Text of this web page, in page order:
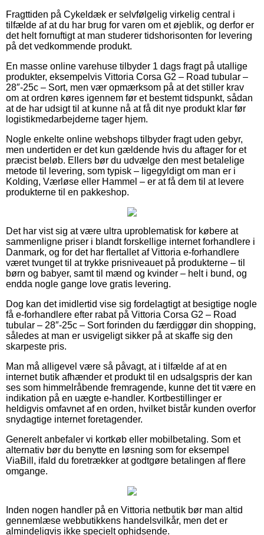
Fragttiden på Cykeldæk er selvfølgelig virkelig central i
tilfælde af at du har brug for varen om et øjeblik, og derfor er
det helt fornuftigt at man studerer tidshorisonten for levering
på det vedkommende produkt.
En masse online varehuse tilbyder 1 dags fragt på utallige
produkter, eksempelvis Vittoria Corsa G2 – Road tubular –
28″-25c – Sort, men vær opmærksom på at det stiller krav
om at ordren køres igennem før et bestemt tidspunkt, sådan
at de har udsigt til at kunne nå at få dit nye produkt klar før
logistikmedarbejderne tager hjem.
Nogle enkelte online webshops tilbyder fragt uden gebyr,
men undertiden er det kun gældende hvis du aftager for et
præcist beløb. Ellers bør du udvælge den mest betalelige
metode til levering, som typisk – ligegyldigt om man er i
Kolding, Værløse eller Hammel – er at få dem til at levere
produkterne til en pakkeshop.
Det har vist sig at være ultra uproblematisk for købere at
sammenligne priser i blandt forskellige internet forhandlere i
Danmark, og for det har flertallet af Vittoria e-forhandlere
været tvunget til at trykke prisniveauet på produkterne – til
børn og babyer, samt til mænd og kvinder – helt i bund, og
endda nogle gange love gratis levering.
Dog kan det imidlertid vise sig fordelagtigt at besigtige nogle
få e-forhandlere efter rabat på Vittoria Corsa G2 – Road
tubular – 28″-25c – Sort forinden du færdiggør din shopping,
således at man er usvigeligt sikker på at skaffe sig den
skarpeste pris.
Man må alligevel være så påvagt, at i tilfælde af at en
internet butik afhænder et produkt til en udsalgspris der kan
ses som himmelråbende fremragende, kunne det tit være en
indikation på en uægte e-handler. Kortbestillinger er
heldigvis omfavnet af en orden, hvilket bistår kunden overfor
snydagtige internet foretagender.
Generelt anbefaler vi kortkøb eller mobilbetaling. Som et
alternativ bør du benytte en løsning som for eksempel
ViaBill, ifald du foretrækker at godtgøre betalingen af flere
omgange.
Inden nogen handler på en Vittoria netbutik bør man altid
gennemlæse webbutikkens handelsvilkår, men det er
almindeligvis ikke specielt ophidsende.